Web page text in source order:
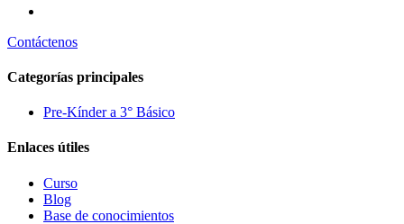
Contáctenos
Categorías principales
Pre-Kínder a 3° Básico
Enlaces útiles
Curso
Blog
Base de conocimientos